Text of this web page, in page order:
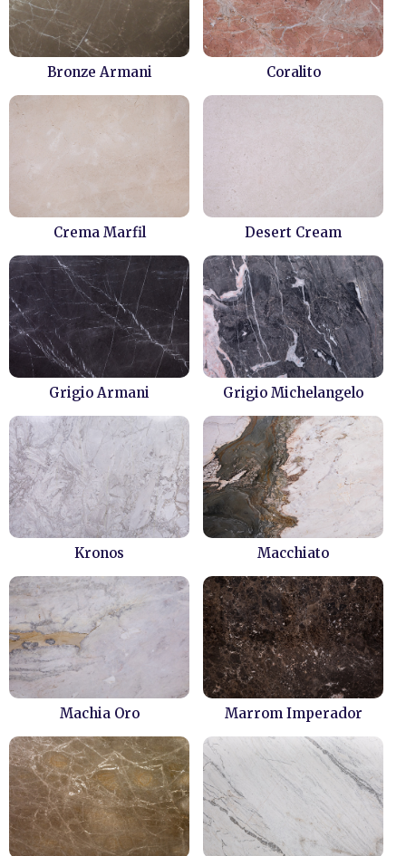
Bronze Armani Coralito
Crema Marfil Desert Cream
Grigio Armani Grigio Michelangelo
Kronos Macchiato
Machia Oro Marrom Imperador